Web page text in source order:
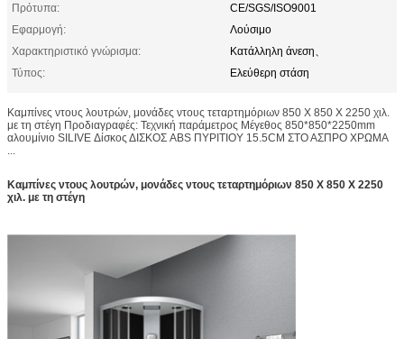
Πρότυπα:
CE/SGS/ISO9001
Εφαρμογή:
Λούσιμο
Χαρακτηριστικό γνώρισμα:
Κατάλληλη άνεση、
Τύπος:
Ελεύθερη στάση
Καμπίνες ντους λουτρών, μονάδες ντους τεταρτημόριων 850 X 850 X 2250 χιλ.
με τη στέγη Προδιαγραφές: Τεχνική παράμετρος Μέγεθος 850*850*2250mm
αλουμίνιο SILIVE Δίσκος ΔΙΣΚΟΣ ABS ΠΥΡΙΤΙΟΥ 15.5CM ΣΤΟ ΑΣΠΡΟ ΧΡΩΜΑ
...
Καμπίνες ντους λουτρών, μονάδες ντους τεταρτημόριων 850 X 850 X 2250
χιλ. με τη στέγη